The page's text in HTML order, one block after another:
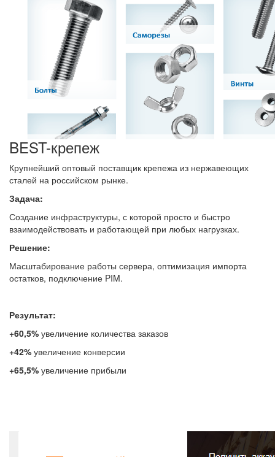
BEST-крепеж
Крупнейший оптовый поставщик крепежа из нержавеющих
сталей на российском рынке.
Задача:
Создание инфраструктуры, с которой просто и быстро
взаимодействовать и работающей при любых нагрузках.
Решение:
Масштабирование работы сервера, оптимизация импорта
остатков, подключение PIM.
Результат:
+60,5% увеличение количества заказов
+42% увеличение конверсии
+65,5% увеличение прибыли